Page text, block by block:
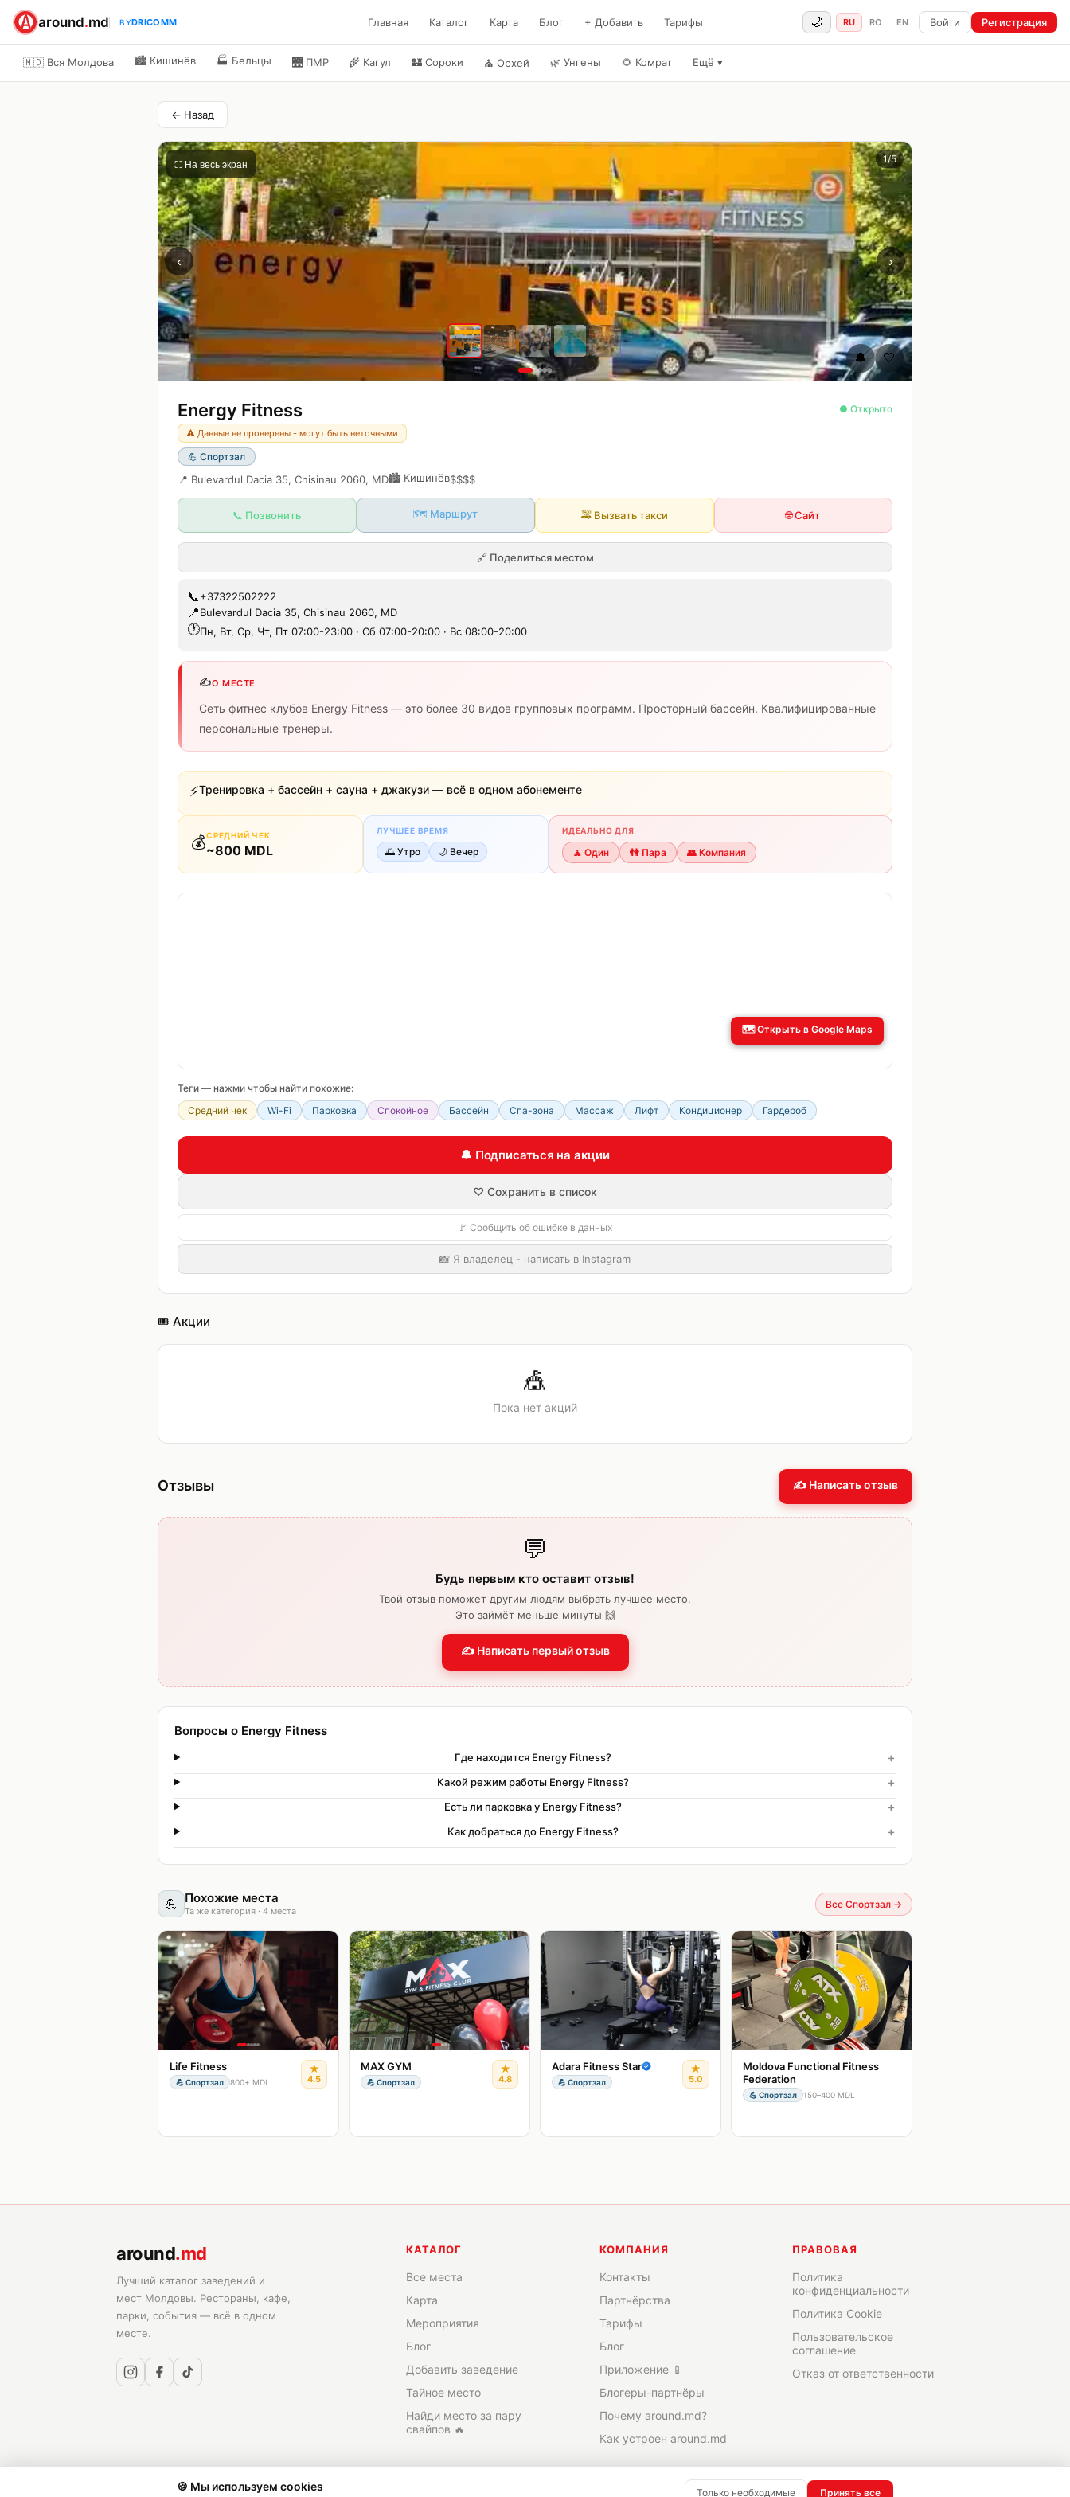
around.md BYDRICOMM Главная Каталог Карта Блог + Добавить Тарифы 🌙 RU RO EN Войти Регистрация
🇲🇩 Вся Молдова 🏙️ Кишинёв 🏭 Бельцы 🌉 ПМР 🌾 Кагул 🏰 Сороки ⛪ Орхей 🌿 Унгены 🌻 Комрат Ещё ▾
← Назад
⛶ На весь экран
‹ ›
1/5
🔔 🤍
Energy Fitness
⚠️ Данные не проверены - могут быть неточными
💪 Спортзал
📍 Bulevardul Dacia 35, Chisinau 2060, MD🏙️ Кишинёв$$$$
● Открыто
📞 Позвонить 🗺️ Маршрут 🚕 Вызвать такси 🌐 Сайт
🔗 Поделиться местом
📞+37322502222
📍Bulevardul Dacia 35, Chisinau 2060, MD
🕐Пн, Вт, Ср, Чт, Пт 07:00-23:00 · Сб 07:00-20:00 · Вс 08:00-20:00
✍️О МЕСТЕ
Сеть фитнес клубов Energy Fitness — это более 30 видов групповых программ. Просторный бассейн. Квалифицированные
персональные тренеры.
⚡Тренировка + бассейн + сауна + джакузи — всё в одном абонементе
💰СРЕДНИЙ ЧЕК
~800 MDL
ЛУЧШЕЕ ВРЕМЯ
🌅 Утро 🌙 Вечер
ИДЕАЛЬНО ДЛЯ
🧘 Один 👫 Пара 👥 Компания
🗺️Открыть в Google Maps
Теги — нажми чтобы найти похожие:
Средний чек
Wi-Fi Парковка Спокойное Бассейн Спа-зона Массаж Лифт Кондиционер Гардероб
🔔 Подписаться на акции
♡ Сохранить в список
🚩 Сообщить об ошибке в данных
📸 Я владелец - написать в Instagram
🎟️ Акции
🎪
Пока нет акций
Отзывы ✍️ Написать отзыв
💬
Будь первым кто оставит отзыв!
Твой отзыв поможет другим людям выбрать лучшее место.
Это займёт меньше минуты 🙌
✍️ Написать первый отзыв
Вопросы о Energy Fitness
Где находится Energy Fitness? +
Какой режим работы Energy Fitness? +
Есть ли парковка у Energy Fitness? +
Как добраться до Energy Fitness? +
💪 Похожие места
Та же категория · 4 места
Все Спортзал →
Life Fitness
💪 Спортзал 800+ MDL
★
4.5
MAX GYM
💪 Спортзал
★
4.8
Adara Fitness Star
💪 Спортзал
★
5.0
Moldova Functional Fitness
Federation
💪 Спортзал 150–400 MDL
around.md
Лучший каталог заведений и
мест Молдовы. Рестораны, кафе,
парки, события — всё в одном
месте.
КАТАЛОГ
Все места
Карта
Мероприятия
Блог
Добавить заведение
Тайное место
Найди место за пару
свайпов 🔥
КОМПАНИЯ
Контакты
Партнёрства
Тарифы
Блог
Приложение 📱
Блогеры-партнёры
Почему around.md?
Как устроен around.md
ПРАВОВАЯ
Политика
конфиденциальности
Политика Cookie
Пользовательское
соглашение
Отказ от ответственности
🍪 Мы используем cookies Только необходимые Принять все